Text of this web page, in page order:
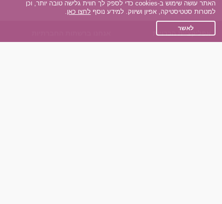
אפליקציית הכרויות
האתר עושה שימוש ב-cookies כדי לספק לך חווית גלישה טובה יותר, וכן
למטרות סטטיסטיקה, אפיון ושיווק. למידע נוסף לחצו כאן.
לאשר